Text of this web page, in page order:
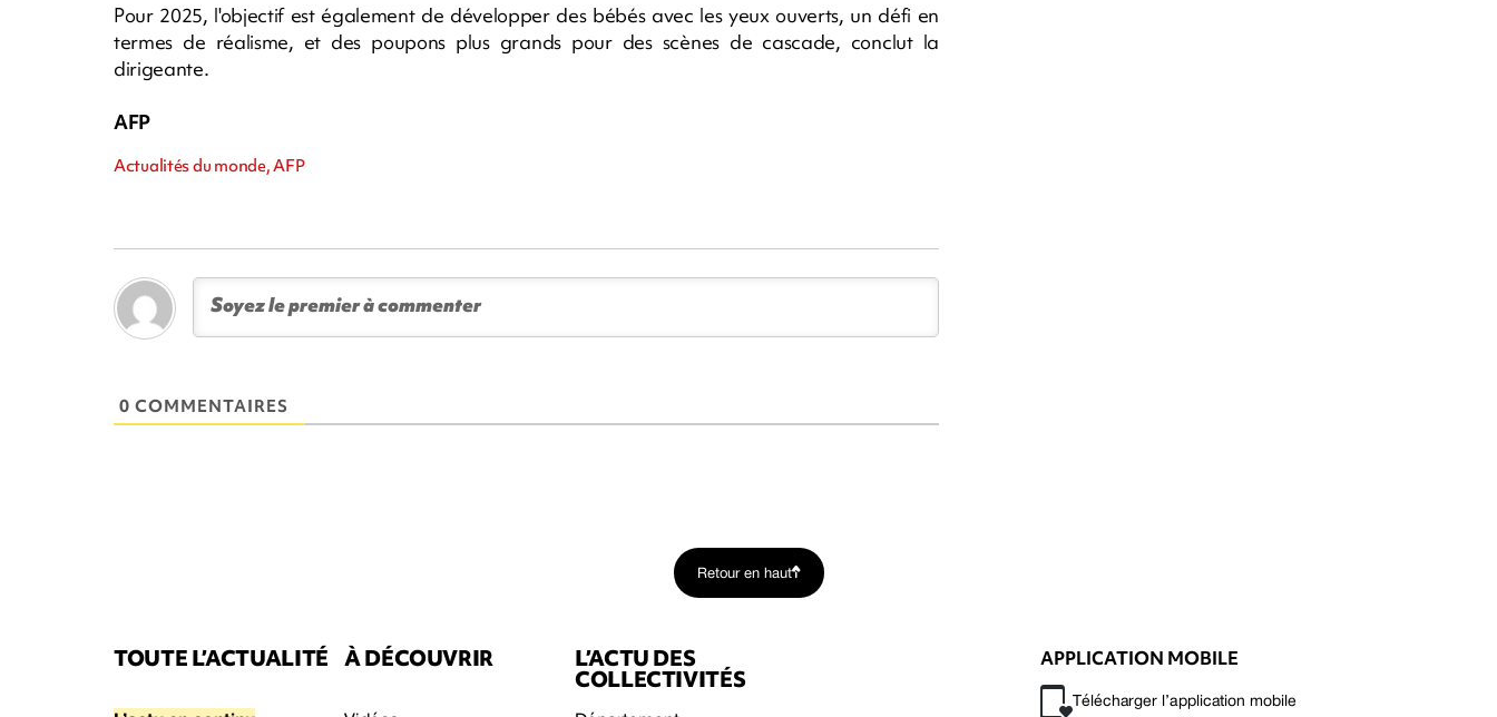
Pour 2025, l'objectif est également de développer des bébés avec les yeux ouverts, un défi en
termes de réalisme, et des poupons plus grands pour des scènes de cascade, conclut la
dirigeante.
AFP
Actualités du monde, AFP
0 COMMENTAIRES
Retour en haut
TOUTE L’ACTUALITÉ À DÉCOUVRIR L’ACTU DES
COLLECTIVITÉS
APPLICATION MOBILE
Télécharger l’application mobile